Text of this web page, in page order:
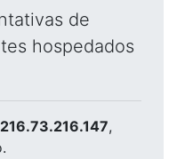
de
hospedados
216.73.216.147,